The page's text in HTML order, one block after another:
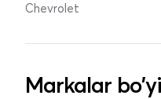
Chevrolet
Markalar